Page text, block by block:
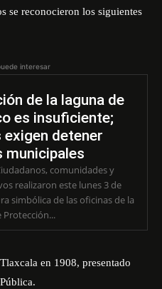
se reconocieron los siguientes
interesar
de la laguna de
es insuficiente;
detener
municipales
comunidades y
realizaron este lunes 3 de
simbólica de las oficinas de la
Protección...
en 1908, presentado